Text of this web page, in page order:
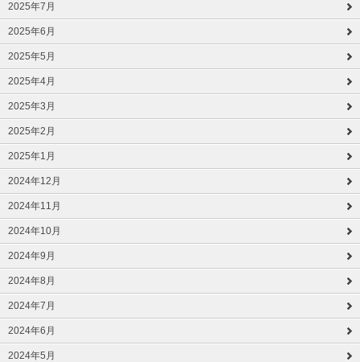
2025年7月
2025年6月
2025年5月
2025年4月
2025年3月
2025年2月
2025年1月
2024年12月
2024年11月
2024年10月
2024年9月
2024年8月
2024年7月
2024年6月
2024年5月